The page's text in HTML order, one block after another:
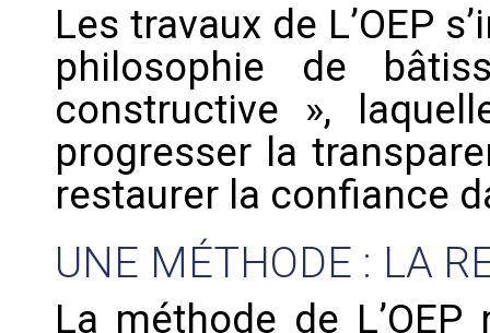
Les travaux de L’OEP
philosophie de
constructive »,
progresser la
restaurer la confiance
UNE MÉTHODE : LA
La méthode de